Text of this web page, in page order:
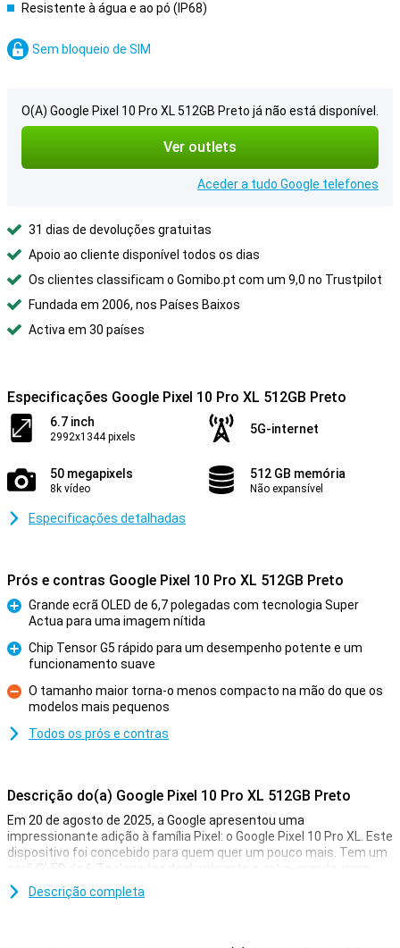
Resistente à água e ao pó (IP68)
Sem bloqueio de SIM
O(A) Google Pixel 10 Pro XL 512GB Preto já não está disponível.
Ver outlets
Aceder a tudo Google telefones
31 dias de devoluções gratuitas
Apoio ao cliente disponível todos os dias
Os clientes classificam o Gomibo.pt com um 9,0 no Trustpilot
Fundada em 2006, nos Países Baixos
Activa em 30 países
Especificações Google Pixel 10 Pro XL 512GB Preto
6.7 inch
2992x1344 pixels
5G-internet
50 megapixels
8k vídeo
512 GB memória
Não expansível
Especificações detalhadas
Prós e contras Google Pixel 10 Pro XL 512GB Preto
Prós
Grande ecrã OLED de 6,7 polegadas com tecnologia Super
Actua para uma imagem nítida
Prós
Chip Tensor G5 rápido para um desempenho potente e um
funcionamento suave
Contras
O tamanho maior torna-o menos compacto na mão do que os
modelos mais pequenos
Todos os prós e contras
Descrição do(a) Google Pixel 10 Pro XL 512GB Preto
Em 20 de agosto de 2025, a Google apresentou uma
impressionante adição à família Pixel: o Google Pixel 10 Pro XL. Este
dispositivo foi concebido para quem quer um pouco mais. Tem um
ecrã OLED de 6,7 polegadas deslumbrante e extra-grande, mais
armazenamento, uma bateria mais potente e tecnologia de
carregamento mais rápida. Naturalmente, este Pixel também inclui
Descrição completa